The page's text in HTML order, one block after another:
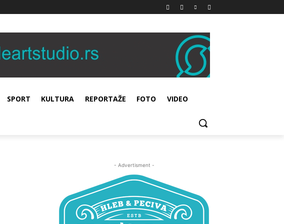
SPORT KULTURA REPORTAŽE FOTO VIDEO
- Advertisment -